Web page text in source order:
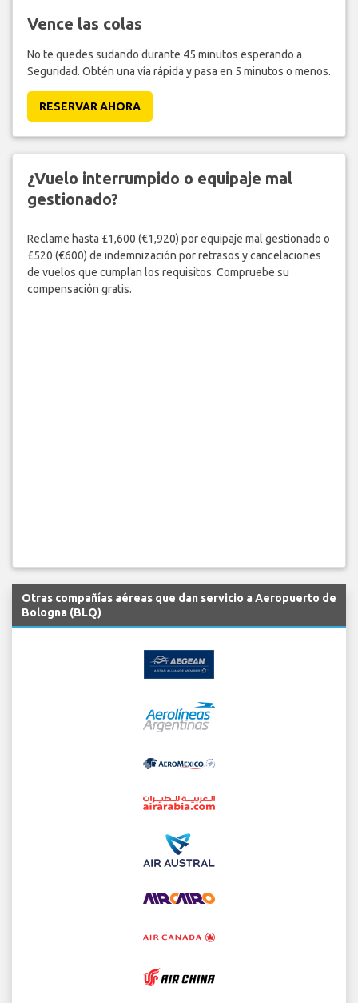
Vence las colas
No te quedes sudando durante 45 minutos esperando a
Seguridad. Obtén una vía rápida y pasa en 5 minutos o menos.
RESERVAR AHORA
¿Vuelo interrumpido o equipaje mal
gestionado?
Reclame hasta £1,600 (€1,920) por equipaje mal gestionado o
£520 (€600) de indemnización por retrasos y cancelaciones
de vuelos que cumplan los requisitos. Compruebe su
compensación gratis.
Otras compañías aéreas que dan servicio a Aeropuerto de
Bologna (BLQ)